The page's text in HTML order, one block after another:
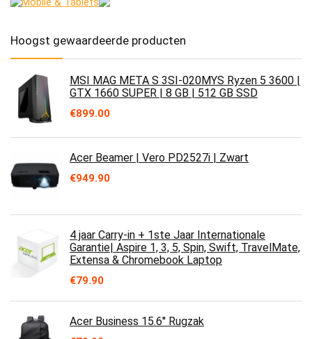
Hoogst gewaardeerde producten
MSI MAG META S 3SI-020MYS Ryzen 5 3600 |
GTX 1660 SUPER | 8 GB | 512 GB SSD
€899.00
Acer Beamer | Vero PD2527i | Zwart
€949.90
4 jaar Carry-in + 1ste Jaar Internationale
Garantie| Aspire 1, 3, 5, Spin, Swift, TravelMate,
Extensa & Chromebook Laptop
€79.90
Acer Business 15.6'' Rugzak